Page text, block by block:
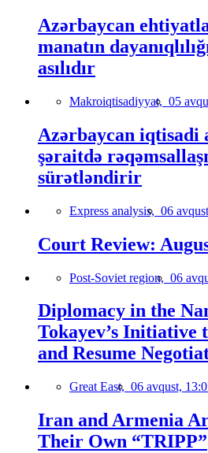
Azərbaycan
manatın
asılıdır
Makroiqtisadiyyat, 05
Azərbaycan iqtisadi
şəraitdə
sürətləndirir
Express analysis, 06
Court Review:
Post-Soviet region, 06
Diplomacy in the
Tokayev’s
and Resume
Great East, 06 avqust,
Iran and Armenia
Their Own “TRIPP”